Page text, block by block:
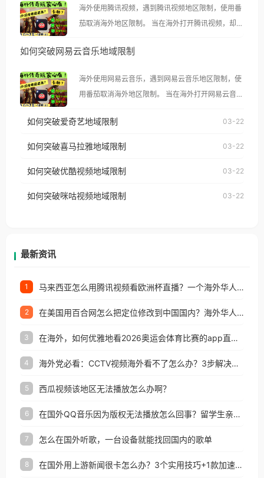
海外使用腾讯视频，遇到腾讯视频地区限制，使用番
茄取消海外地区限制。 当在海外打开腾讯视频，却突
示语。 海外用户如香港、澳门、台湾、美国、加拿
像其他音乐平台一样，出现地区及版权限制问题，且
仅能在中国大陆地区播放。 遇到这个问题的朋友们，
使用番茄回国加速器，即可解决「海外用户收听腾讯
台湾、美国、加拿大、澳大利亚、欧洲等国家和地区
权限制所困扰。
如何突破网易云音乐地域限制
海外使用网易云音乐，遇到网易云音乐地区限制，使
用番茄取消海外地区限制。 当在海外打开网易云音
播放”的提示语。 海外用户如香港、澳门、台湾、美
国、加拿大、澳大利亚、欧洲等国家和地区时，网易
制问题，且仅能在中国大陆地区播放。 遇到这个问题
户收听网易云音乐地区版权限制」的问题，无论人在
如何突破爱奇艺地域限制 03-22
如何突破喜马拉雅地域限制 03-22
如何突破优酷视频地域限制 03-22
如何突破咪咕视频地域限制 03-22
最新资讯
1 马来西亚怎么用腾讯视频看欧洲杯直播？一个海外华人的真实困扰与破解
2 在美国用百合网怎么把定位修改到中国国内？海外华人必备的回国加速指南
3 在海外，如何优雅地看2026奥运会体育比赛的app直播？
4 海外党必看：CCTV视频海外看不了怎么办？3步解决地区限制+追剧自由
5 西瓜视频该地区无法播放怎么办啊？
6 在国外QQ音乐因为版权无法播放怎么回事？留学生亲测有效的解决办法
7 怎么在国外听歌，一台设备就能找回国内的歌单
8 在国外用上游新闻很卡怎么办？3个实用技巧+1款加速器解决海外看国内内容难题